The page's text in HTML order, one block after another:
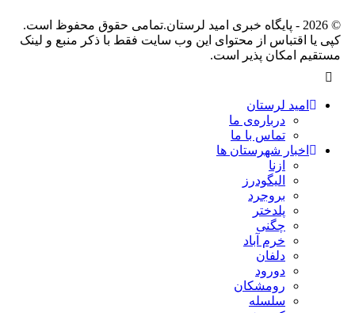
© 2026 - پایگاه خبری اميد لرستان.تمامی حقوق محفوظ است.
کپی یا اقتباس از محتوای این وب سایت فقط با ذکر منبع و لینک
مستقیم امکان پذیر است.
امید لرستان
درباره‌ی ما
تماس با ما
اخبار شهرستان ها
ازنا
الیگودرز
بروجرد
پلدختر
چگنی
خرم آباد
دلفان
دورود
رومشکان
سلسله